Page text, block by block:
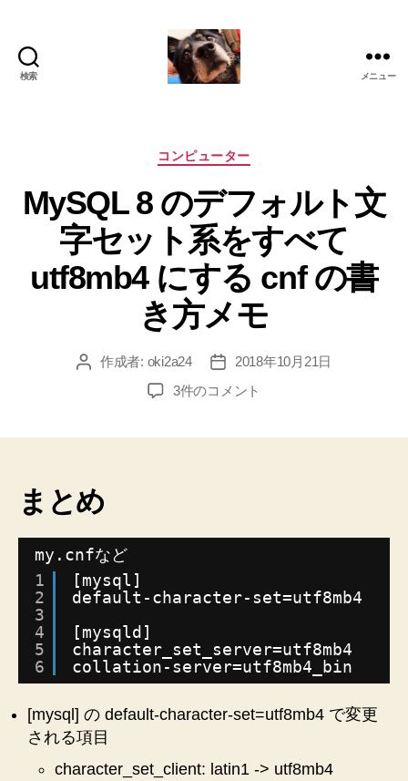
検索 メニュー
カ
ゴ
リ
ー
コンピューター
MySQL 8 のデフォルト文
字セット系をすべて
utf8mb4 にする cnf の書
き方メモ
投 作成者: oki2a24
投
稿
2018年10月21日
MySQL
系
を
べ
に
3件のコメント
まとめ
my.cnfなど
1
2
3
4
5
6
[mysql]
default-character-set=utf8mb4
[mysqld]
character_set_server=utf8mb4
collation-server=utf8mb4_bin
[mysql] の default-character-set=utf8mb4 で変更
される項目
character_set_client: latin1 -> utf8mb4